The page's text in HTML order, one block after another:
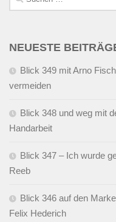
nach:
NEUESTE
Blick 349 mit Arno
vermeiden
Blick 348 und weg mit
Handarbeit
Blick 347 – Ich wurde
Reeb
Blick 346 auf den
Felix Hederich